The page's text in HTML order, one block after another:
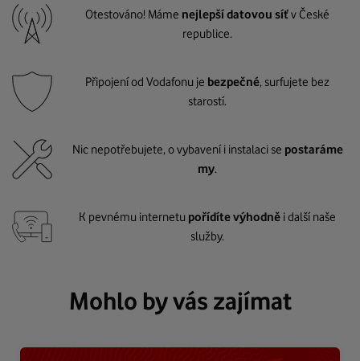
Otestováno! Máme nejlepší datovou síťv České
republice.
Připojení od Vodafonu je bezpečné, surfujete bez
starostí.
Nic nepotřebujete, o vybavení i instalaci se postaráme
my.
K pevnému internetu pořídíte výhodně i další naše
služby.
Mohlo by vás zajímat